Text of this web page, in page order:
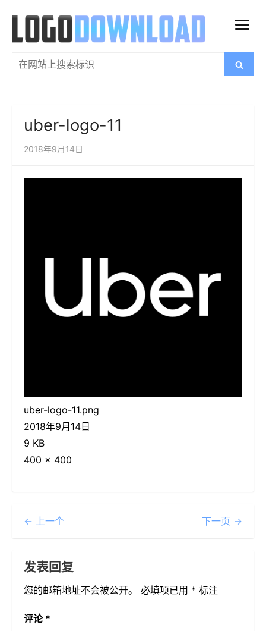
内
打
菜
搜
搜
索
uber-logo-11
2018年9月14日
uber-logo-11.png
2018年9月14日
9 KB
400 × 400
← 上一个 下一页 →
发表回复
您的邮箱地址不会被公开。 必填项已用 * 标注
评论 *